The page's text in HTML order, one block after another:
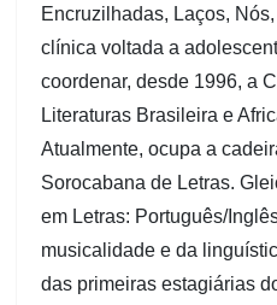
Encruzilhadas, Laços,
clínica voltada a
coordenar, desde 1996, a
Literaturas Brasileira e
Atualmente, ocupa a
Sorocabana de Letras.
em Letras: Português/
musicalidade e da
das primeiras estagiárias